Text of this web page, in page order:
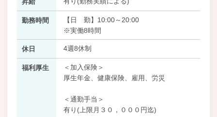
勤務時間
【日 勤】10:00～20:00
※実働8時間
休日 4週8休制
福利厚生
＜加入保険＞
厚生年金、健康保険、雇用、労災
＜通勤手当＞
有り(上限月３０，０００円迄)